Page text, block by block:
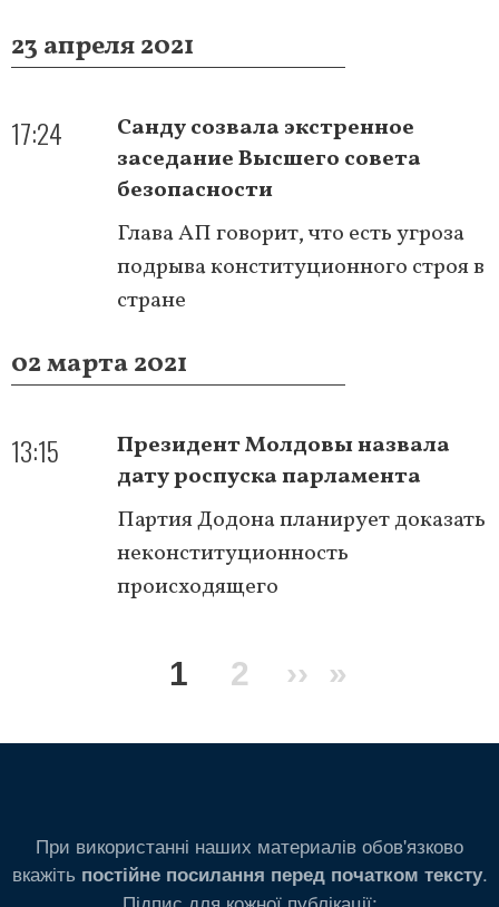
23 апреля 2021
17:24
Санду созвала экстренное
заседание Высшего совета
безопасности
Глава АП говорит, что есть угроза
подрыва конституционного строя в
стране
02 марта 2021
13:15
Президент Молдовы назвала
дату роспуска парламента
Партия Додона планирует доказать
неконституционность
происходящего
Текущая
1 Page
2
Следующая
›› »
При використанні наших материалів обов'язково
вкажіть постійне посилання перед початком тексту.